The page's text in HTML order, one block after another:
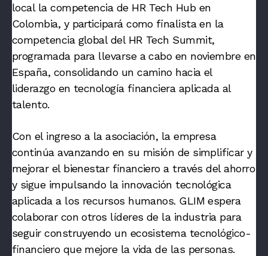
local la competencia de HR Tech Hub en
Colombia, y participará como finalista en la
competencia global del HR Tech Summit,
programada para llevarse a cabo en noviembre en
España, consolidando un camino hacia el
liderazgo en tecnología financiera aplicada al
talento.
Con el ingreso a la asociación, la empresa
continúa avanzando en su misión de simplificar y
mejorar el bienestar financiero a través del ahorro
y sigue impulsando la innovación tecnológica
aplicada a los recursos humanos. GLIM espera
colaborar con otros líderes de la industria para
seguir construyendo un ecosistema tecnológico-
financiero que mejore la vida de las personas.